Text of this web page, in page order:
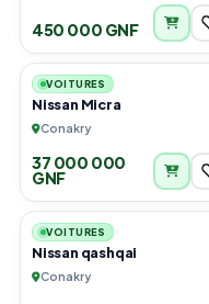
450 000 GNF
VOITURES
Nissan Micra
Conakry
37 000 000
GNF
VOITURES
Nissan qashqai
Conakry